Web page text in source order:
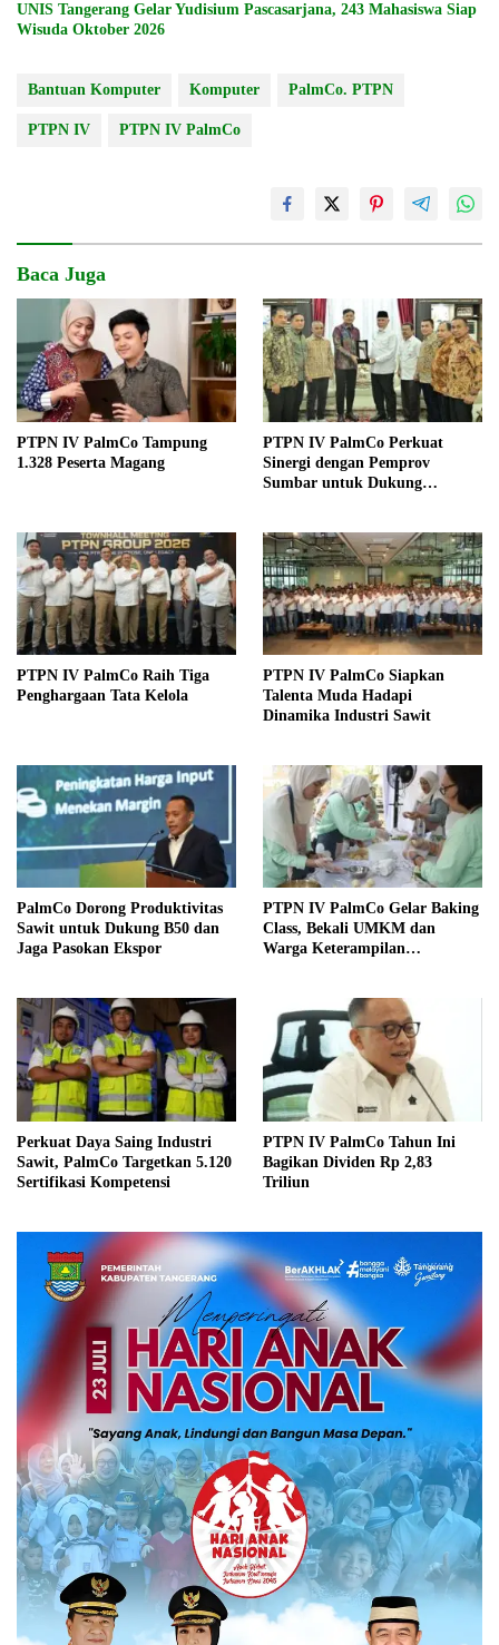
UNIS Tangerang Gelar Yudisium Pascasarjana, 243 Mahasiswa Siap
Wisuda Oktober 2026
Bantuan Komputer Komputer PalmCo. PTPN
PTPN IV PTPN IV PalmCo
Baca Juga
PTPN IV PalmCo Tampung
1.328 Peserta Magang
PTPN IV PalmCo Perkuat
Sinergi dengan Pemprov
Sumbar untuk Dukung
PTPN IV PalmCo Raih Tiga
Penghargaan Tata Kelola
PTPN IV PalmCo Siapkan
Talenta Muda Hadapi
Dinamika Industri Sawit
PalmCo Dorong Produktivitas
Sawit untuk Dukung B50 dan
Jaga Pasokan Ekspor
PTPN IV PalmCo Gelar Baking
Class, Bekali UMKM dan
Warga Keterampilan
Perkuat Daya Saing Industri
Sawit, PalmCo Targetkan 5.120
Sertifikasi Kompetensi
PTPN IV PalmCo Tahun Ini
Bagikan Dividen Rp 2,83
Triliun